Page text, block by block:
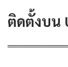
ติดตั้งบน